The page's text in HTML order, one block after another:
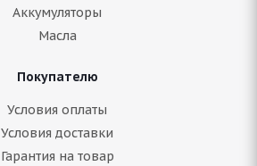
Аккумуляторы
Масла
Покупателю
Условия оплаты
Условия доставки
Гарантия на товар